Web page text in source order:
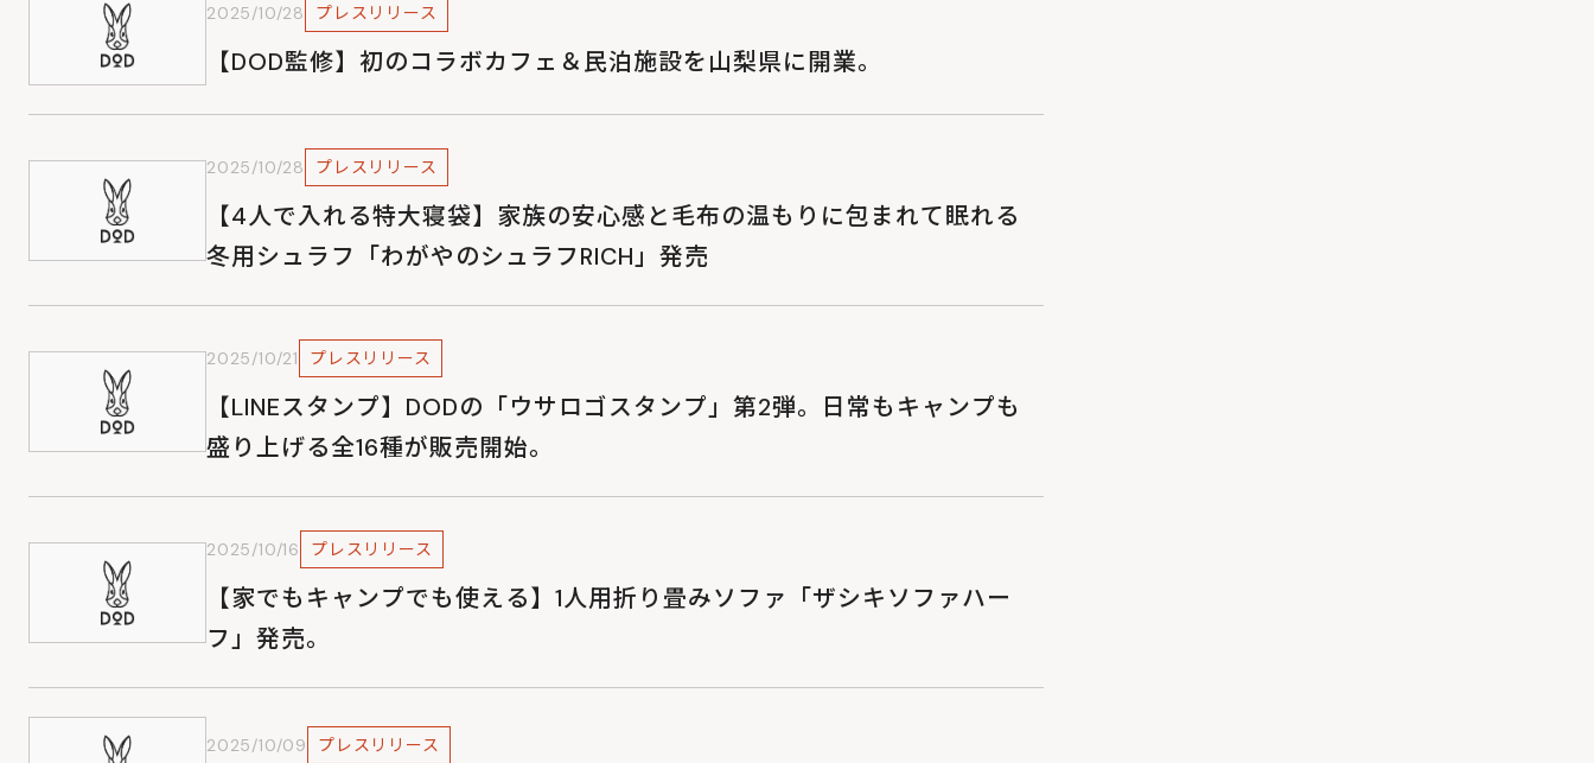
2025/10/28 プレスリリース
【DOD監修】初のコラボカフェ＆民泊施設を山梨県に開業。
2025/10/28 プレスリリース
【4人で入れる特大寝袋】家族の安心感と毛布の温もりに包まれて眠れる
冬用シュラフ「わがやのシュラフRICH」発売
2025/10/21 プレスリリース
【LINEスタンプ】DODの「ウサロゴスタンプ」第2弾。日常もキャンプも
盛り上げる全16種が販売開始。
2025/10/16 プレスリリース
【家でもキャンプでも使える】1人用折り畳みソファ「ザシキソファハー
フ」発売。
2025/10/09 プレスリリース